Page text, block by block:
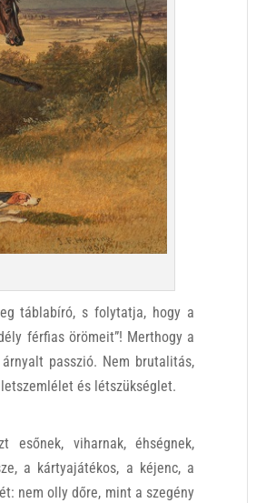
táblabíró, s folytatja, hogy a
férfias örömeit”! Merthogy a
passzió. Nem brutalitás,
és létszükséglet.
esőnek, viharnak, éhségnek,
a kártyajátékos, a kéjenc, a
nem olly dőre, mint a szegény